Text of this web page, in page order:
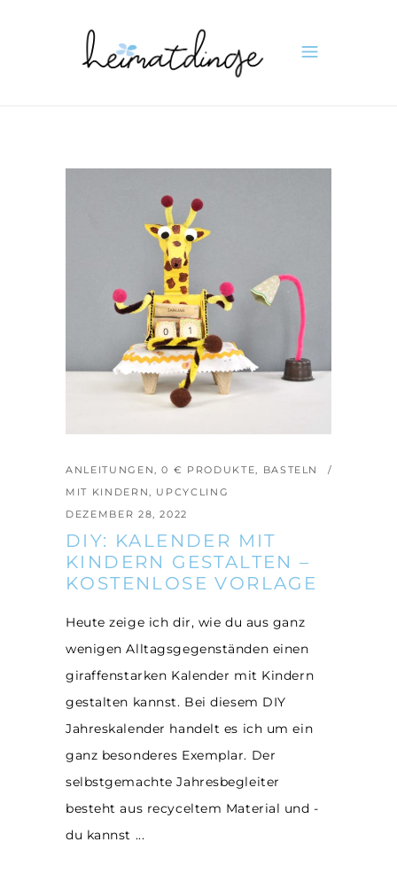
ANLEITUNGEN,0 € PRODUKTE, BASTELN
MIT KINDERN, UPCYCLING
DEZEMBER 28, 2022
DIY: KALENDER MIT
KINDERN GESTALTEN –
KOSTENLOSE VORLAGE
Heute zeige ich dir, wie du aus ganz
wenigen Alltagsgegenständen einen
giraffenstarken Kalender mit Kindern
gestalten kannst. Bei diesem DIY
Jahreskalender handelt es ich um ein
ganz besonderes Exemplar. Der
selbstgemachte Jahresbegleiter
besteht aus recyceltem Material und -
du kannst